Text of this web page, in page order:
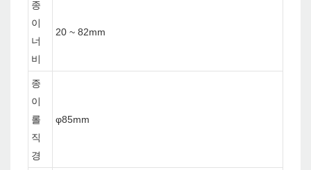
종
이
너
비
20 ~ 82mm
종
이
롤
직
경
φ85mm